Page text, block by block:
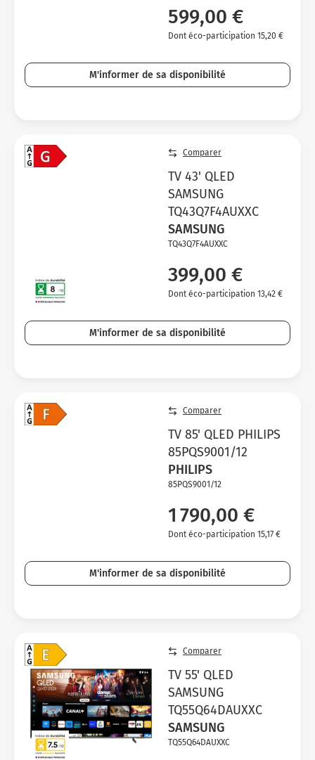
599,00 €
Dont éco-participation 15,20 €
M'informer de sa disponibilité
Comparer
TV 43' QLED
SAMSUNG
TQ43Q7F4AUXXC
SAMSUNG
TQ43Q7F4AUXXC
399,00 €
Dont éco-participation 13,42 €
M'informer de sa disponibilité
Comparer
TV 85' QLED PHILIPS
85PQS9001/12
PHILIPS
85PQS9001/12
1 790,00 €
Dont éco-participation 15,17 €
M'informer de sa disponibilité
Comparer
TV 55' QLED
SAMSUNG
TQ55Q64DAUXXC
SAMSUNG
TQ55Q64DAUXXC